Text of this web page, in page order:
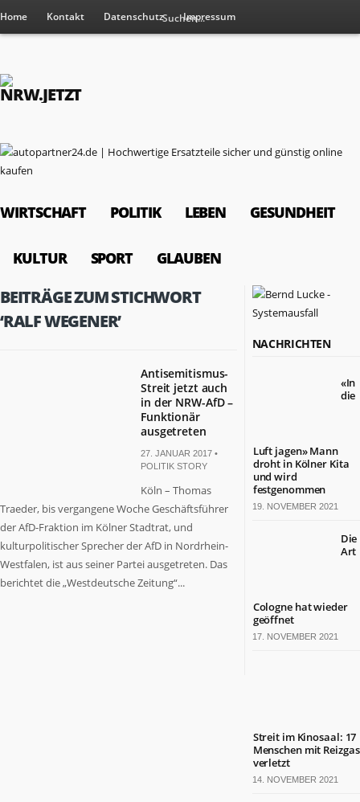
Home Kontakt Datenschutz Impressum
WIRTSCHAFT POLITIK LEBEN GESUNDHEIT
KULTUR SPORT GLAUBEN
BEITRÄGE ZUM STICHWORT
‘RALF WEGENER’
Antisemitismus-
Streit jetzt auch
in der NRW-AfD –
Funktionär
ausgetreten
27. JANUAR 2017 •
POLITIK STORY
Köln – Thomas
Traeder, bis vergangene Woche Geschäftsführer
der AfD-Fraktion im Kölner Stadtrat, und
kulturpolitischer Sprecher der AfD in Nordrhein-
Westfalen, ist aus seiner Partei ausgetreten. Das
berichtet die „Westdeutsche Zeitung“...
NACHRICHTEN
«In
die
Luft jagen» Mann
droht in Kölner Kita
und wird
festgenommen
19. NOVEMBER 2021
Die
Art
Cologne hat wieder
geöffnet
17. NOVEMBER 2021
Streit im Kinosaal: 17
Menschen mit Reizgas
verletzt
14. NOVEMBER 2021